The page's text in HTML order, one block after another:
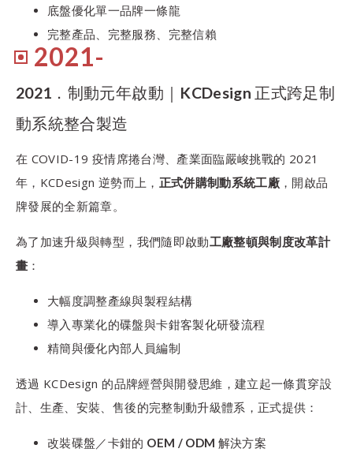
底盤優化單一品牌一條龍
完整產品、完整服務、完整信賴
2021-
2021．制動元年啟動｜KCDesign 正式跨足制
動系統整合製造
在 COVID-19 疫情席捲台灣、產業面臨嚴峻挑戰的 2021
年，KCDesign 逆勢而上， 正式併購制動系統工廠 ，開啟品
牌發展的全新篇章。
為了加速升級與轉型，我們隨即啟動工廠整頓與制度改革計
畫 ：
大幅度調整產線與製程結構
導入專業化的碟盤與卡鉗客製化研發流程
精簡與優化內部人員編制
透過 KCDesign 的品牌經營與開發思維，建立起一條貫穿設
計、生產、安裝、售後的完整制動升級體系，正式提供：
改裝碟盤／卡鉗的 OEM / ODM 解決方案